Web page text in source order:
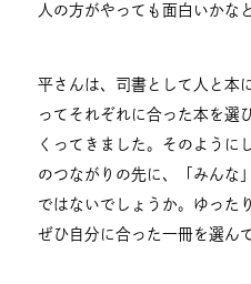
人の方がやっても面白いかな
平さんは、司書として人と本
ってそれぞれに合った本を選
くってきました。そのように
のつながりの先に、「みんな
ではないでしょうか。ゆった
ぜひ自分に合った一冊を選ん